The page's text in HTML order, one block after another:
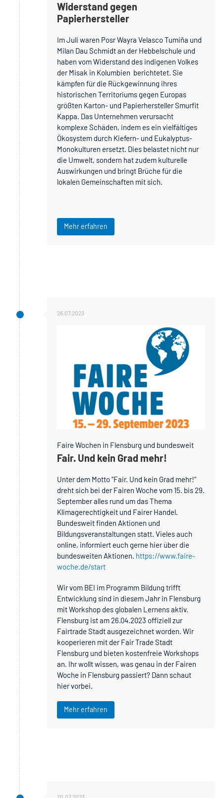
Widerstand gegen
Papierhersteller
Im Juli waren Posr Wayra Velasco Tumiña und
Milan Dau Schmidt an der Hebbelschule und
haben vom Widerstand des indigenen Volkes
der Misak in Kolumbien berichtetet. Sie
kämpfen für die Rückgewinnung ihres
historischen Territoriums gegen Europas
größten Karton- und Papierhersteller Smurfit
Kappa. Das Unternehmen verursacht
komplexe Schäden, indem es ein vielfältiges
Ökosystem durch Kiefern- und Eukalyptus-
Monokulturen ersetzt. Dies belastet nicht nur
die Umwelt, sondern hat zudem kulturelle
Auswirkungen und bringt Brüche für die
lokalen Gemeinschaften mit sich.
Mehr erfahren
26.07.2023
Faire Wochen in Flensburg und bundesweit
Fair. Und kein Grad mehr!
Unter dem Motto “Fair. Und kein Grad mehr!“
dreht sich bei der Fairen Woche vom 15. bis 29.
September alles rund um das Thema
Klimagerechtigkeit und Fairer Handel.
Bundesweit finden Aktionen und
Bildungsveranstaltungen statt. Vieles auch
online, informiert euch gerne hier über die
bundesweiten Aktionen. https://www.faire-
woche.de/start
Wir vom BEI im Programm Bildung trifft
Entwicklung sind in diesem Jahr in Flensburg
mit Workshop des globalen Lernens aktiv.
Flensburg ist am 26.04.2023 offiziell zur
Fairtrade Stadt ausgezeichnet worden. Wir
kooperieren mit der Fair Trade Stadt
Flensburg und bieten kostenfreie Workshops
an. Ihr wollt wissen, was genau in der Fairen
Woche in Flensburg passiert? Dann schaut
hier vorbei.
Mehr erfahren
20.07.2023